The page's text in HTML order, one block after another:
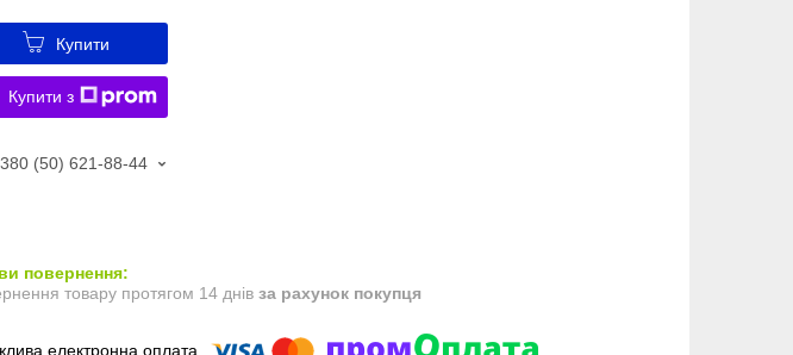
Купити
Купити з
(50) 621-88-44
товару протягом 14 днів за рахунок покупця